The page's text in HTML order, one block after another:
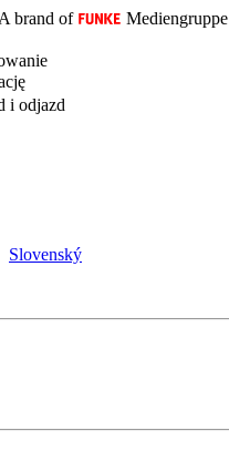
A brand of
Mediengruppe
i odjazd
Slovenský